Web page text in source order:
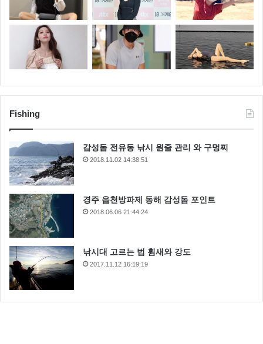
Fishing
감성돔 전유동 낚시 원줄 관리 와 구멍찌
2018.11.02 14:38:51
경주 읍천방파제 동해 감성돔 포인트
2018.06.06 21:44:24
낚시대 고르는 법 휨새와 강도
2017.11.12 16:19:19